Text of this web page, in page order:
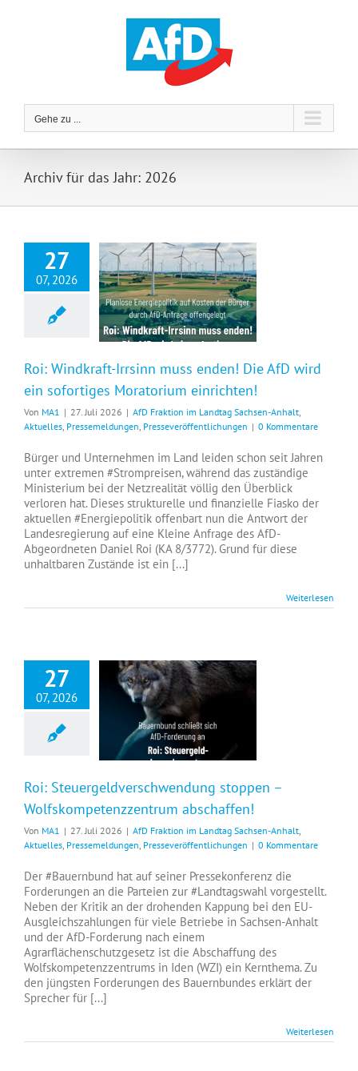
Gehe zu ...
Archiv für das Jahr: 2026
27
07, 2026
Roi: Windkraft-Irrsinn muss enden! Die AfD wird
ein sofortiges Moratorium einrichten!
Von MA1 | 27. Juli 2026 | AfD Fraktion im Landtag Sachsen-Anhalt,
Aktuelles, Pressemeldungen, Presseveröffentlichungen | 0 Kommentare
Bürger und Unternehmen im Land leiden schon seit Jahren
unter extremen #Strompreisen, während das zuständige
Ministerium bei der Netzrealität völlig den Überblick
verloren hat. Dieses strukturelle und finanzielle Fiasko der
aktuellen #Energiepolitik offenbart nun die Antwort der
Landesregierung auf eine Kleine Anfrage des AfD-
Abgeordneten Daniel Roi (KA 8/3772). Grund für diese
unhaltbaren Zustände ist ein [...]
Weiterlesen
27
07, 2026
Roi: Steuergeldverschwendung stoppen –
Wolfskompetenzzentrum abschaffen!
Von MA1 | 27. Juli 2026 | AfD Fraktion im Landtag Sachsen-Anhalt
Aktuelles Pressemeldungen Presseveröffentlichungen | 0 Kommentare
Der #Bauernbund hat auf seiner Pressekonferenz die
Forderungen an die Parteien zur #Landtagswahl vorgestellt.
Neben der Kritik an der drohenden Kappung bei den EU-
Ausgleichszahlungen für viele Betriebe in Sachsen-Anhalt
und der AfD-Forderung nach einem
Agrarflächenschutzgesetz ist die Abschaffung des
Wolfskompetenzzentrums in Iden (WZI) ein Kernthema. Zu
den jüngsten Forderungen des Bauernbundes erklärt der
Sprecher für [...]
Weiterlesen